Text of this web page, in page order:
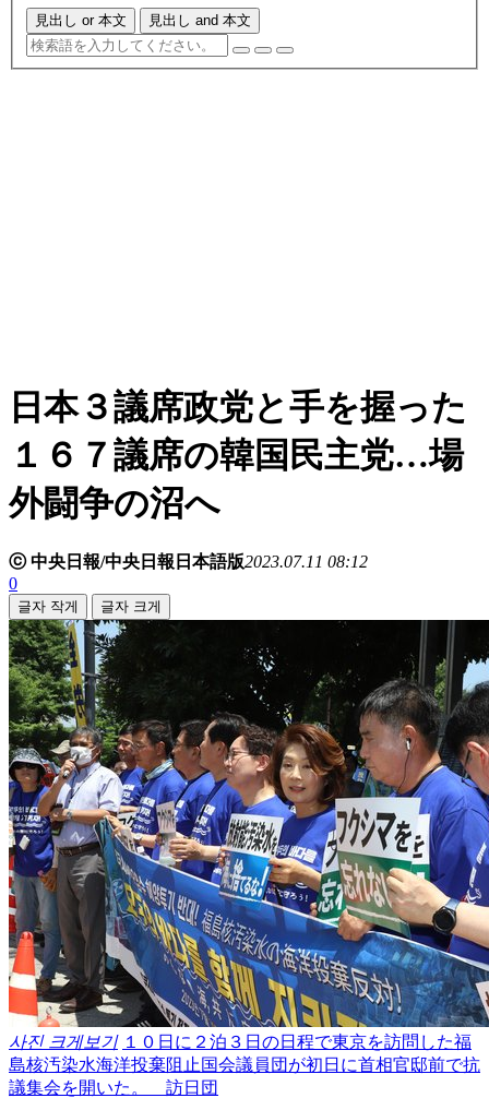
見出し or 本文 見出し and 本文
日本３議席政党と手を握った
１６７議席の韓国民主党…場
外闘争の沼へ
ⓒ 中央日報/中央日報日本語版2023.07.11 08:12
0
글자 작게 글자 크게
사진 크게보기 １０日に２泊３日の日程で東京を訪問した福
島核汚染水海洋投棄阻止国会議員団が初日に首相官邸前で抗
議集会を開いた。 訪日団